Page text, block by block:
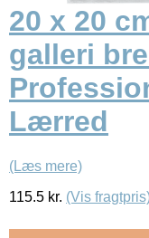
20 x 20
galleri
Lærred
(Læs mere)
115.5 kr. (Vis